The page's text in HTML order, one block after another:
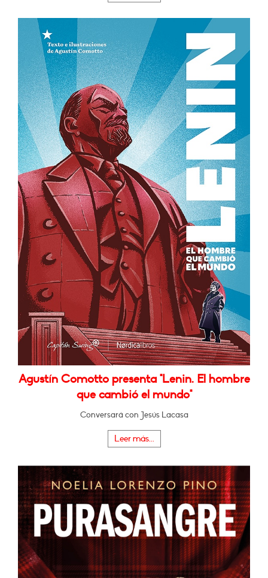
Agustín Comotto presenta "Lenin. El hombre
que cambió el mundo"
Conversará con Jesús Lacasa
Leer más...